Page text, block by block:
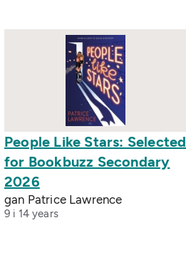
People Like Stars: Selected
for Bookbuzz Secondary
2026
gan Patrice Lawrence
9 i 14 years